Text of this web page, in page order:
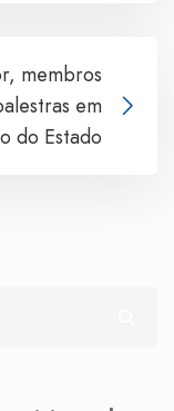
membros
em
do Estado